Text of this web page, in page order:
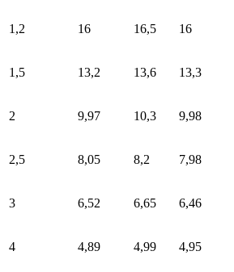
1,2 16 16,5 16
1,5 13,2 13,6 13,3
2 9,97 10,3 9,98
2,5 8,05 8,2 7,98
3 6,52 6,65 6,46
4 4,89 4,99 4,95